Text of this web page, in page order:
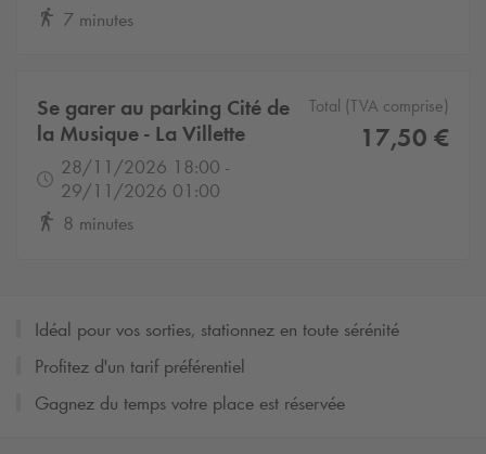
7 minutes
Se garer au parking Cité de
la Musique - La Villette
28/11/2026 18:00 -
29/11/2026 01:00
8 minutes
Total (TVA comprise)
17,50 €
Idéal pour vos sorties, stationnez en toute sérénité
Profitez d'un tarif préférentiel
Gagnez du temps votre place est réservée